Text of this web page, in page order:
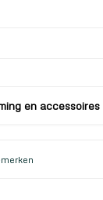
en accessoires